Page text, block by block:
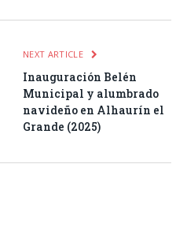
NEXT ARTICLE
Inauguración Belén
Municipal y alumbrado
navideño en Alhaurín el
Grande (2025)